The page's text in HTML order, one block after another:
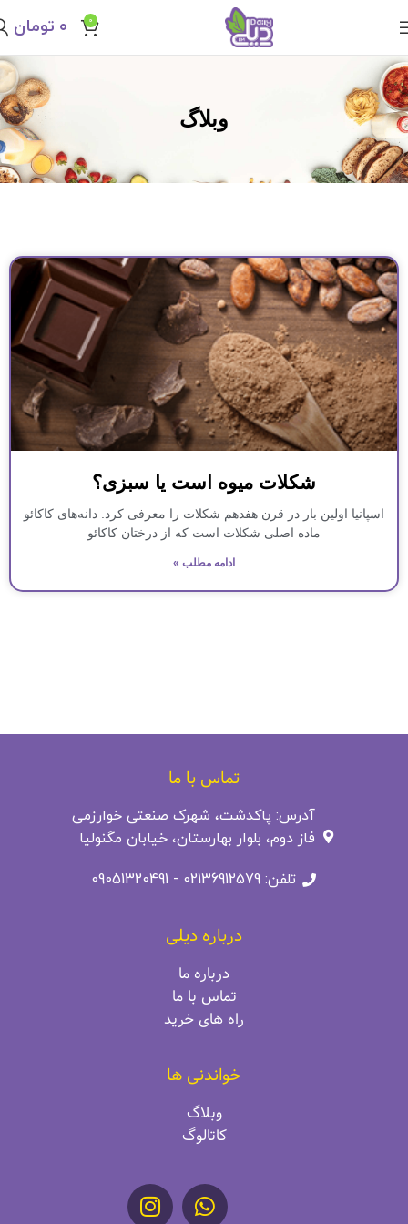
0 ۰ تومان
وبلاگ
شکلات میوه است یا سبزی؟
اسپانیا اولین بار در قرن هفدهم شکلات را معرفی کرد. دانه‌های کاکائو
ماده اصلی شکلات است که از درختان کاکائو
ادامه مطلب »
تماس با ما
آدرس: پاکدشت، شهرک صنعتی خوارزمی
فاز دوم، بلوار بهارستان، خیابان مگنولیا
تلفن: 02136912579 - 09051320491
درباره دیلی
درباره ما
تماس با ما
راه‌ های خرید
خواندنی ها
وبلاگ
کاتالوگ